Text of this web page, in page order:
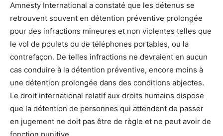
Amnesty International a constaté que les détenus se
retrouvent souvent en détention préventive prolongée
pour des infractions mineures et non violentes telles que
le vol de poulets ou de téléphones portables, ou la
contrefaçon. De telles infractions ne devraient en aucun
cas conduire à la détention préventive, encore moins à
une détention prolongée dans des conditions abjectes.
Le droit international relatif aux droits humains dispose
que la détention de personnes qui attendent de passer
en jugement ne doit pas être de règle et ne peut avoir de